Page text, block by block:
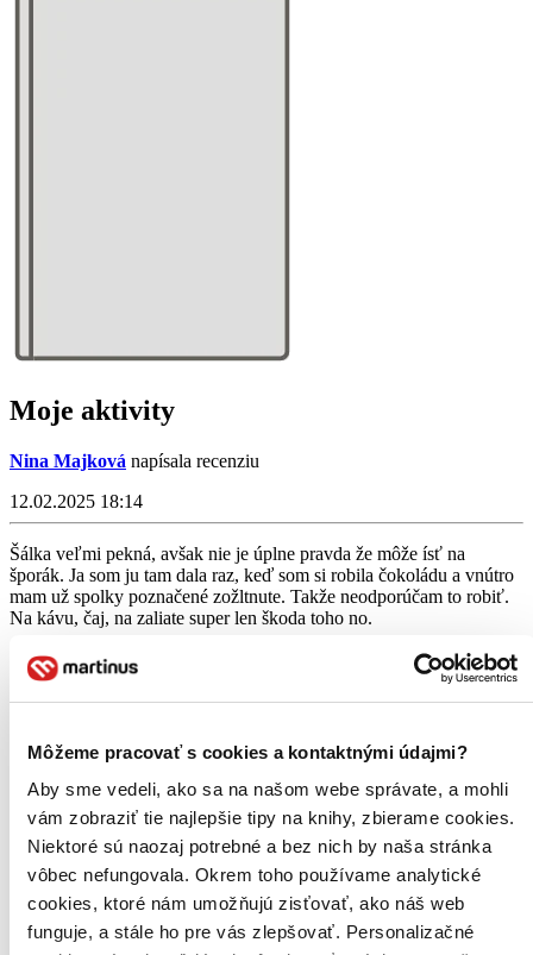
Môžeme pracovať s cookies a kontaktnými údajmi?
Aby sme vedeli, ako sa na našom webe správate, a mohli
vám zobraziť tie najlepšie tipy na knihy, zbierame cookies.
Niektoré sú naozaj potrebné a bez nich by naša stránka
vôbec nefungovala. Okrem toho používame analytické
cookies, ktoré nám umožňujú zisťovať, ako náš web
funguje, a stále ho pre vás zlepšovať. Personalizačné
Moje aktivity
Nina Majková napísala recenziu
12.02.2025 18:14
Šálka veľmi pekná, avšak nie je úplne pravda že môže ísť na
šporák. Ja som ju tam dala raz, keď som si robila čokoládu a vnútro
mam už spolky poznačené zožltnute. Takže neodporúčam to robiť.
Na kávu, čaj, na zaliate super len škoda toho no.
Čítať viac
Smaltovaný hrnček Knihomoľka